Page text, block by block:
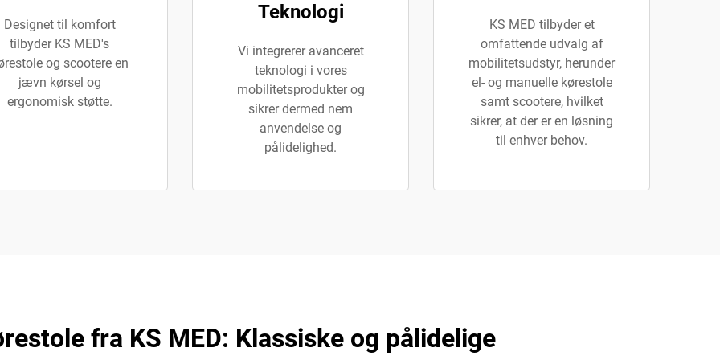
Designet til komfort
tilbyder KS MED's
og scootere en
jævn kørsel og
ergonomisk støtte.
Teknologi
Vi integrerer avanceret
teknologi i vores
mobilitetsprodukter og
sikrer dermed nem
anvendelse og
pålidelighed.
KS MED tilbyder et
omfattende udvalg af
mobilitetsudstyr, herunder
el- og manuelle kørestole
samt scootere, hvilket
sikrer, at der er en løsning
til enhver behov.
fra KS MED: Klassiske og pålidelige